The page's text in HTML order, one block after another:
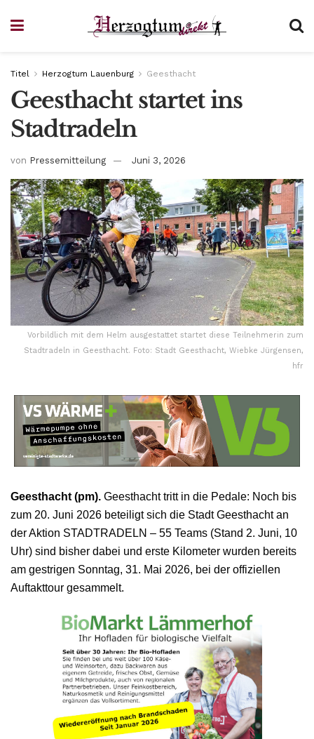
Titel Herzogtum Lauenburg Geesthacht
Geesthacht startet ins
Stadtradeln
von Pressemitteilung Juni 3, 2026
Vorbildlich mit dem Helm ausgestattet startet diese Teilnehmerin zum
Stadtradeln in Geesthacht. Foto: Stadt Geesthacht, Wiebke Jürgensen,
hfr
Geesthacht (pm). Geesthacht tritt in die Pedale: Noch bis
zum 20. Juni 2026 beteiligt sich die Stadt Geesthacht an
der Aktion STADTRADELN – 55 Teams (Stand 2. Juni, 10
Uhr) sind bisher dabei und erste Kilometer wurden bereits
am gestrigen Sonntag, 31. Mai 2026, bei der offiziellen
Auftakttour gesammelt.